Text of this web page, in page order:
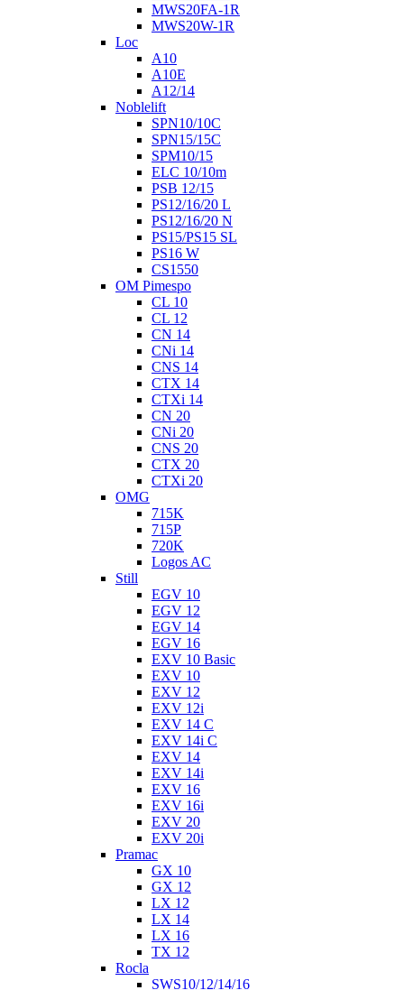
MWS20FA-1R
MWS20W-1R
Loc
A10
A10E
A12/14
Noblelift
SPN10/10C
SPN15/15C
SPM10/15
ELC 10/10m
PSB 12/15
PS12/16/20 L
PS12/16/20 N
PS15/PS15 SL
PS16 W
CS1550
OM Pimespo
CL 10
CL 12
CN 14
CNi 14
CNS 14
CTX 14
CTXi 14
CN 20
CNi 20
CNS 20
CTX 20
CTXi 20
OMG
715K
715P
720K
Logos AC
Still
EGV 10
EGV 12
EGV 14
EGV 16
EXV 10 Basic
EXV 10
EXV 12
EXV 12i
EXV 14 C
EXV 14i C
EXV 14
EXV 14i
EXV 16
EXV 16i
EXV 20
EXV 20i
Pramac
GX 10
GX 12
LX 12
LX 14
LX 16
TX 12
Rocla
SWS10/12/14/16